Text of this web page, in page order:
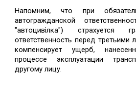
Напомним, что при
автогражданской
"автоцивілка") страхуется
ответственность перед третьими
компенсирует ущерб,
процессе эксплуатации
другому лицу.